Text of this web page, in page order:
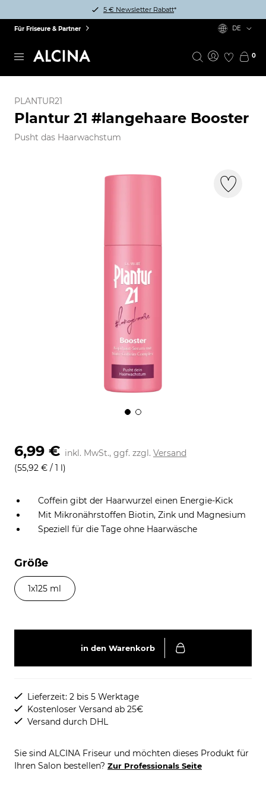
5 € Newsletter Rabatt*
Für Friseure & Partner DE
0
PLANTUR21
Plantur 21 #langehaare Booster
Pusht das Haarwachstum
6,99 € inkl. MwSt., ggf. zzgl. Versand
(55,92 € / 1 l)
Coffein gibt der Haarwurzel einen Energie-Kick
Mit Mikronährstoffen Biotin, Zink und Magnesium
Speziell für die Tage ohne Haarwäsche
Größe
1x125 ml
in den Warenkorb
Lieferzeit: 2 bis 5 Werktage
Kostenloser Versand ab 25€
Versand durch DHL
Sie sind ALCINA Friseur und möchten dieses Produkt für
Ihren Salon bestellen? Zur Professionals Seite